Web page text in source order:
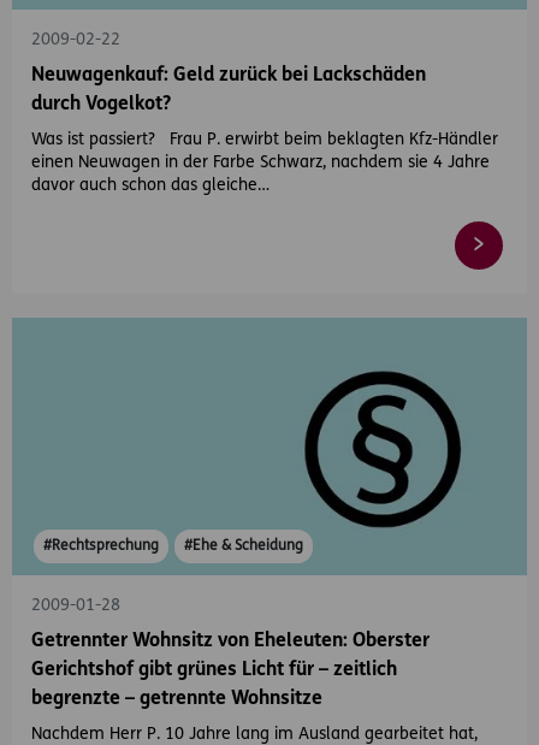
2009-02-22
Neuwagenkauf: Geld zurück bei Lackschäden
durch Vogelkot?
Was ist passiert? Frau P. erwirbt beim beklagten Kfz-Händler
einen Neuwagen in der Farbe Schwarz, nachdem sie 4 Jahre
davor auch schon das gleiche…
#Rechtsprechung #Ehe & Scheidung
2009-01-28
Getrennter Wohnsitz von Eheleuten: Oberster
Gerichtshof gibt grünes Licht für – zeitlich
begrenzte – getrennte Wohnsitze
Nachdem Herr P. 10 Jahre lang im Ausland gearbeitet hat,